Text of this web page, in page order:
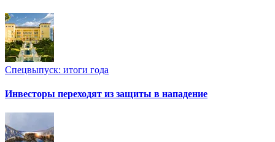
Спецвыпуск: итоги года
Инвесторы переходят из защиты в нападение